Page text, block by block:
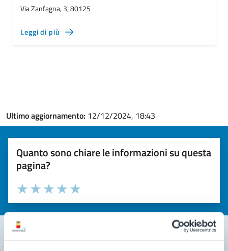
Via Zanfagna, 3, 80125
Leggi di più
Ultimo aggiornamento: 12/12/2024, 18:43
Quanto sono chiare le informazioni su questa
pagina?
Valuta la chiarezza delle informazioni (da 1 a 5 stelle)
Seleziona il numero di stelle per valutare la chiarezza delle
Valuta 5 stelle su 5
Valuta 4 stelle su 5
Valuta 3 stelle su 5
Valuta 2 stelle su 5
Valuta 1 stelle su 5